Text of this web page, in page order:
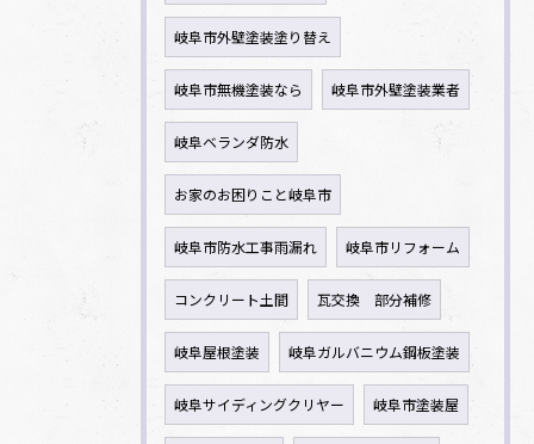
岐阜市外壁塗装塗り替え
岐阜市無機塗装なら 岐阜市外壁塗装業者
岐阜ベランダ防水
お家のお困りこと岐阜市
岐阜市防水工事雨漏れ 岐阜市リフォーム
コンクリート土間 瓦交換 部分補修
岐阜屋根塗装 岐阜ガルバニウム鋼板塗装
岐阜サイディングクリヤー 岐阜市塗装屋